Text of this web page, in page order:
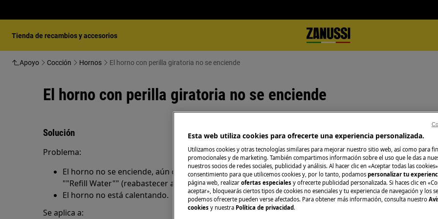
Tienda de recambios y accesorios
Apoyo Cocción Hornos El horno con perilla giratoria no se enciende
El horno con perilla giratoria no se enciende
Solución
Problema:
El horno no se enciende, aún cuando la acción en la pantalla, por ejemplo
""Refill Water"" (reabastecer agua), se completó.
El horno no está calentando.
Se aplica a:
O consulta la
Consulta en
distintos
ellos se adapta
Esta web utiliza cookies para ofrecerte una experiencia personalizada.
Utilizamos cookies y otras tecnologías similares para mejorar nuestro sitio web, así como para
promocionales y de marketing. También compartimos información sobre el uso que le das a
nuestros socios de redes sociales, publicidad y análisis. Al hacer clic en «Aceptar todas las
consentimiento para que utilicemos cookies y, por lo tanto, podamos personalizar tu
página web, realizar ofertas especiales y ofrecerte publicidad personalizada. Si haces clic en
aceptar», bloquearás ciertos tipos de cookies no esenciales y tu experiencia de navegación y los
podemos ofrecerte pueden verse afectados. Para obtener más información, consulta nuestro
cookies y nuestra Política de privacidad.